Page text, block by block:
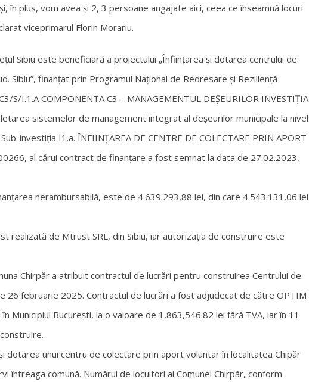
în plus, vom avea și 2, 3 persoane angajate aici, ceea ce înseamnă locuri
viceprimarul Florin Morariu.
Sibiu este beneficiară a proiectului „Înființarea și dotarea centrului de
Sibiu”, finanțat prin Programul Național de Redresare și Reziliență
S/I.1.A COMPONENTA C3 – MANAGEMENTUL DEŞEURILOR INVESTIŢIA
sistemelor de management integrat al deșeurilor municipale la nivel
investiția I1.a. ÎNFIINȚAREA DE CENTRE DE COLECTARE PRIN APORT
al cărui contract de finanțare a fost semnat la data de 27.02.2023,
nerambursabilă, este de 4.639.293,88 lei, din care 4.543.131,06 lei
realizată de Mtrust SRL, din Sibiu, iar autorizația de construire este
Chirpăr a atribuit contractul de lucrări pentru construirea Centrului de
26 februarie 2025. Contractul de lucrări a fost adjudecat de către OPTIM
în Municipiul București, la o valoare de 1,863,546.82 lei fără TVA, iar în 11
dotarea unui centru de colectare prin aport voluntar în localitatea Chipăr
întreaga comună. Numărul de locuitori ai Comunei Chirpăr, conform